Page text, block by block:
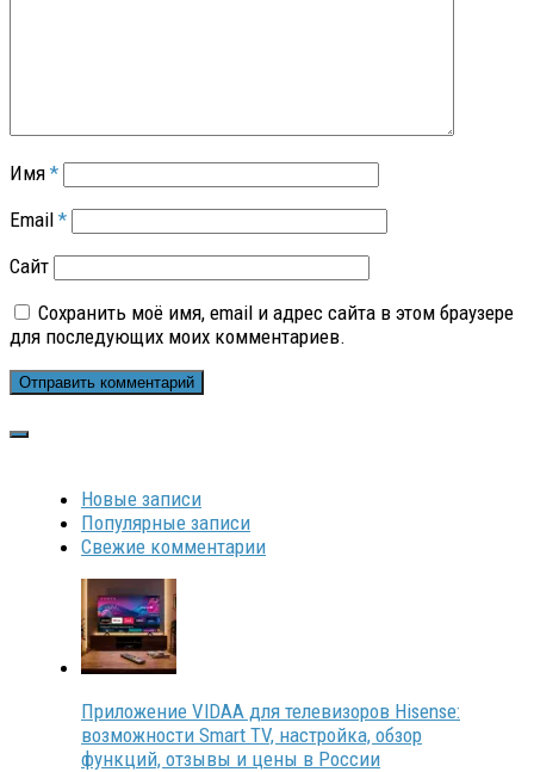
Имя *
Email *
Сайт
Сохранить моё имя, email и адрес сайта в этом браузере
для последующих моих комментариев.
Новые записи
Популярные записи
Свежие комментарии
Приложение VIDAA для телевизоров Hisense:
возможности Smart TV, настройка, обзор
функций, отзывы и цены в России